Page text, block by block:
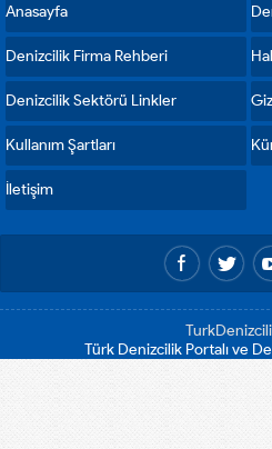
Anasayfa
Denizcilik Firma Rehberi
Denizcilik Sektörü Linkler
Kullanım Şartları
İletişim
Türk Denizcilik Portalı ve